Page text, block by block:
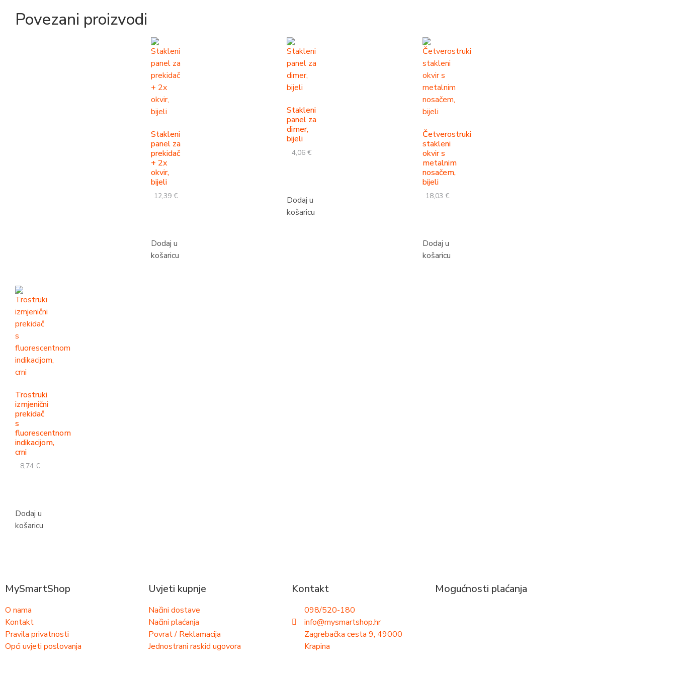
Povezani proizvodi
Stakleni
panel za
prekidač
+ 2x
okvir,
bijeli
12,39€
Dodaj u
košaricu
Stakleni
panel za
dimer,
bijeli
4,06€
Dodaj u
košaricu
Četverostruki
stakleni
okvir s
metalnim
nosačem,
bijeli
18,03€
Dodaj u
košaricu
Trostruki
izmjenični
prekidač
s
fluorescentnom
indikacijom,
crni
8,74€
Dodaj u
košaricu
MySmartShop
O nama
Kontakt
Pravila privatnosti
Opći uvjeti poslovanja
Uvjeti kupnje
Načini dostave
Načini plaćanja
Povrat / Reklamacija
Jednostrani raskid ugovora
Kontakt
098/520-180
info@mysmartshop.hr
Zagrebačka cesta 9, 49000
Krapina
Mogućnosti plaćanja